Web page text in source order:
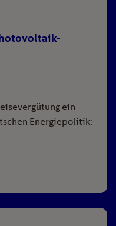
ein
Energiepolitik: